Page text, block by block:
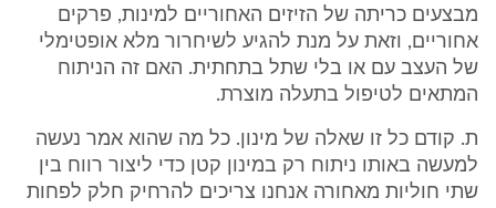
מבצעים כריתה של הזיזים האחוריים למינות, פרקים
אחוריים, וזאת על מנת להגיע לשיחרור מלא אופטימלי
של העצב עם או בלי שתל בתחתית. האם זה הניתוח
המתאים לטיפול בתעלה מוצרת.
ת. קודם כל זו שאלה של מינון. כל מה שהוא אמר נעשה
למעשה באותו ניתוח רק במינון קטן כדי ליצור רווח בין
שתי חוליות מאחורה אנחנו צריכים להרחיק חלק לפחות